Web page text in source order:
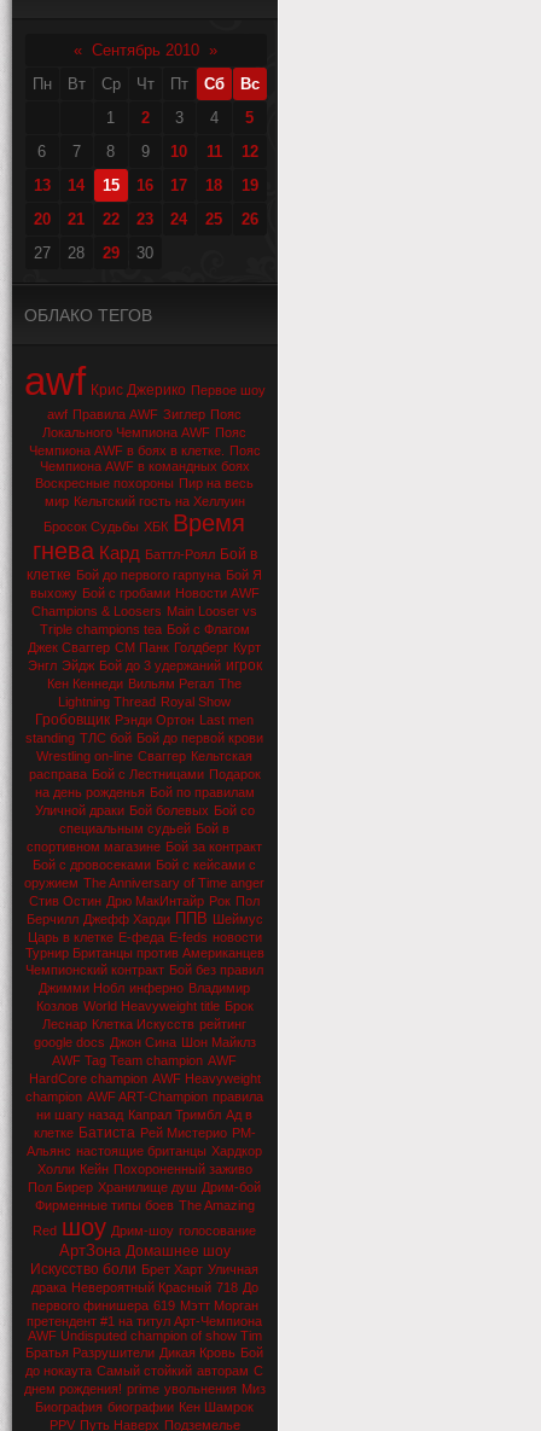
« Сентябрь 2010 »
Пн
Вт Ср Чт Пт Сб
Вс
1
2 3 4
5
6
7 8 9 10 11
12
13
14 15 16 17 18
19
20
21 22 23 24 25
26
27
28 29 30
ОБЛАКО ТЕГОВ
awf Крис Джерико Первое шоу
awf Правила AWF Зиглер Пояс
Локального Чемпиона AWF Пояс
Чемпиона AWF в боях в клетке.
Пояс
Чемпиона AWF в командных боях
Воскресные похороны Пир на весь
мир Кельтский гость на Хеллуин
Бросок Судьбы ХБК Время
гнева Кард Баттл-Роял Бой в
клетке Бой до первого гарпуна Бой Я
выхожу Бой с гробами Новости AWF
Champions & Loosers Main Looser vs
Triple champions tea Бой с Флагом
Джек Сваггер СМ Панк Голдберг Курт
Энгл Эйдж Бой до 3 удержаний игрок
Кен Кеннеди Вильям Регал The
Lightning Thread Royal Show
Гробовщик Рэнди Ортон Last men
standing ТЛС бой Бой до первой крови
Wrestling on-line Сваггер Кельтская
расправа Бой с Лестницами Подарок
на день рожденья Бой по правилам
Уличной драки Бой болевых Бой со
специальным судьей Бой в
спортивном магазине Бой за контракт
Бой с дровосеками Бой с кейсами с
оружием The Anniversary of Time anger
Стив Остин Дрю МакИнтайр Рок Пол
Берчилл Джефф Харди ППВ Шеймус
Царь в клетке Е-феда E-feds новости
Турнир Британцы против Американцев
Чемпионский контракт Бой без правил
Джимми Нобл инферно Владимир
Козлов World Heavyweight title Брок
Леснар Клетка Искусств рейтинг
google docs Джон Сина Шон Майклз
AWF Tag Team champion AWF
HardCore champion AWF Heavyweight
champion AWF ART-Champion правила
ни шагу назад Капрал Тримбл Ад в
клетке Батиста Рей Мистерио РМ-
Альянс настоящие британцы Хардкор
Холли Кейн Похороненный заживо
Пол Бирер Хранилище душ Дрим-бой
Фирменные типы боев The Amazing
Red шоу Дрим-шоу голосование
АртЗона Домашнее шоу
Искусство боли Брет Харт Уличная
драка Невероятный Красный 718 До
первого финишера 619 Мэтт Морган
претендент #1 на титул Арт-Чемпиона
AWF Undisputed champion of show Tim
Братья Разрушители Дикая Кровь Бой
до нокаута Самый стойкий авторам С
днем рождения! prime увольнения Миз
Биография биографии Кен Шамрок
PPV Путь Наверх Подземелье